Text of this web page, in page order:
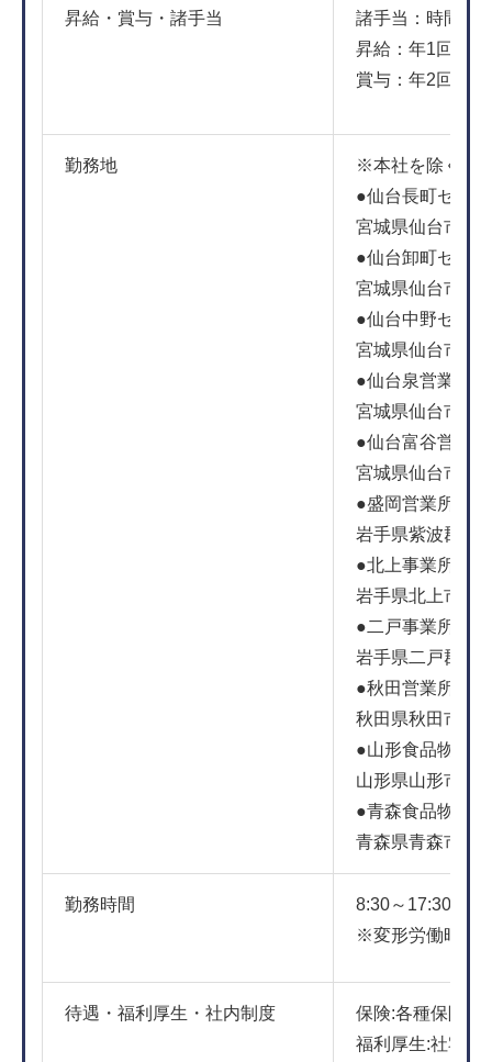
昇給・賞与・諸手当
諸手当：時間外
昇給：年1回（6
賞与：年2回（7
勤務地
※本社を除く※
●仙台長町セン
宮城県仙台市太
●仙台卸町セン
宮城県仙台市若
●仙台中野セン
宮城県仙台市宮
●仙台泉営業所
宮城県仙台市泉
●仙台富谷営業所
宮城県仙台市富
●盛岡営業所
岩手県紫波郡紫
●北上事業所
岩手県北上市相
●二戸事業所
岩手県二戸郡一
●秋田営業所
秋田県秋田市御
●山形食品物流
山形県山形市大
●青森食品物流
青森県青森市卸
勤務時間
8:30～17:30（
※変形労働時間
待遇・福利厚生・社内制度
保険:各種保険完
福利厚生:社宅制